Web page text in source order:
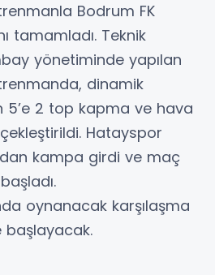
Bodrum FK
tamamladı. Teknik
yönetiminde yapılan
dinamik
5’e 2 top kapma ve hava
Hatayspor
kampa girdi ve maç
oynanacak karşılaşma
başlayacak.